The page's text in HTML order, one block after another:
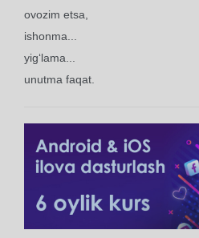
ovozim etsa,
ishonma...
yig‘lama...
unutma faqat.